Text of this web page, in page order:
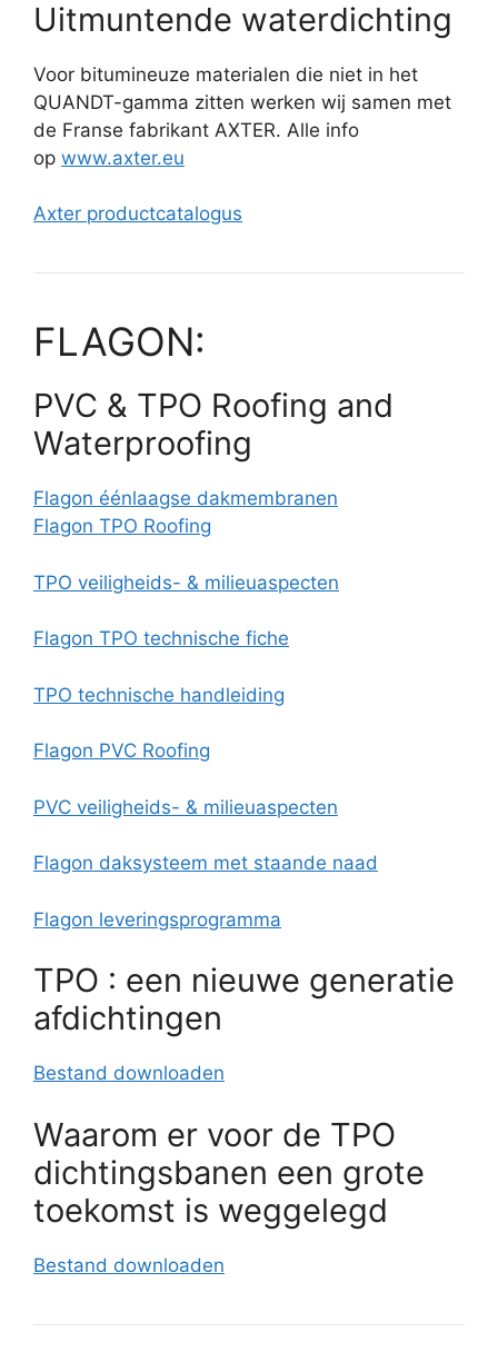
Uitmuntende waterdichting
Voor bitumineuze materialen die niet in het
QUANDT-gamma zitten werken wij samen met
de Franse fabrikant AXTER. Alle info
op www.axter.eu
Axter productcatalogus
FLAGON:
PVC & TPO Roofing and
Waterproofing
Flagon éénlaagse dakmembranen
Flagon TPO Roofing
TPO veiligheids- & milieuaspecten
Flagon TPO technische fiche
TPO technische handleiding
Flagon PVC Roofing
PVC veiligheids- & milieuaspecten
Flagon daksysteem met staande naad
Flagon leveringsprogramma
TPO : een nieuwe generatie
afdichtingen
Bestand downloaden
Waarom er voor de TPO
dichtingsbanen een grote
toekomst is weggelegd
Bestand downloaden